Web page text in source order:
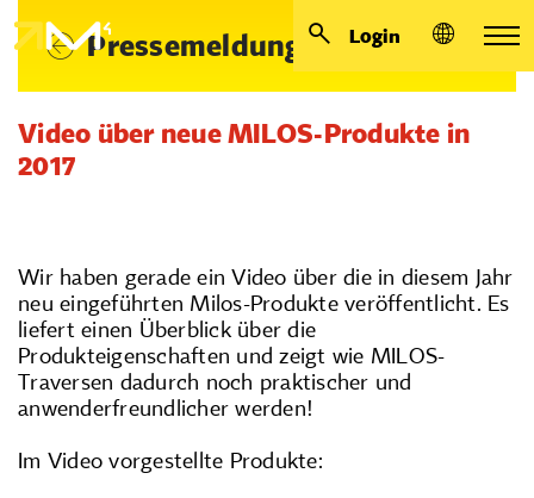
Login
Pressemeldungen
Video über neue MILOS-Produkte in
2017
Wir haben gerade ein Video über die in diesem Jahr
neu eingeführten Milos-Produkte veröffentlicht. Es
liefert einen Überblick über die
Produkteigenschaften und zeigt wie MILOS-
Traversen dadurch noch praktischer und
anwenderfreundlicher werden!
Im Video vorgestellte Produkte: